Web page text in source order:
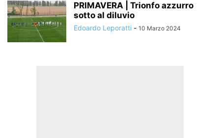
PRIMAVERA | Trionfo azzurro
sotto al diluvio
Edoardo Leporatti - 10 Marzo 2024